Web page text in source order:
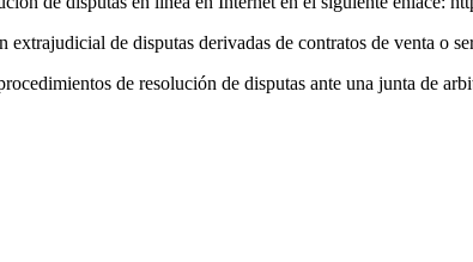
de disputas derivadas de contratos de venta o
de resolución de disputas ante una junta de